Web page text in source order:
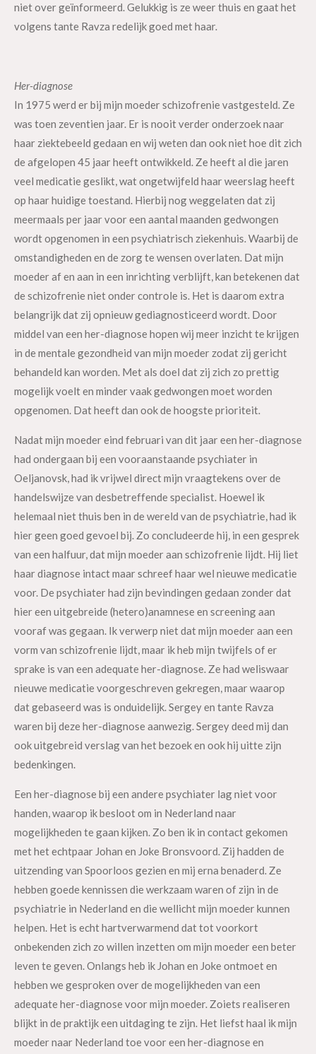
niet over geïnformeerd. Gelukkig is ze weer thuis en gaat het
volgens tante Ravza redelijk goed met haar.
Her-diagnose
In 1975 werd er bij mijn moeder schizofrenie vastgesteld. Ze
was toen zeventien jaar. Er is nooit verder onderzoek naar
haar ziektebeeld gedaan en wij weten dan ook niet hoe dit zich
de afgelopen 45 jaar heeft ontwikkeld. Ze heeft al die jaren
veel medicatie geslikt, wat ongetwijfeld haar weerslag heeft
op haar huidige toestand. Hierbij nog weggelaten dat zij
meermaals per jaar voor een aantal maanden gedwongen
wordt opgenomen in een psychiatrisch ziekenhuis. Waarbij de
omstandigheden en de zorg te wensen overlaten. Dat mijn
moeder af en aan in een inrichting verblijft, kan betekenen dat
de schizofrenie niet onder controle is. Het is daarom extra
belangrijk dat zij opnieuw gediagnosticeerd wordt. Door
middel van een her-diagnose hopen wij meer inzicht te krijgen
in de mentale gezondheid van mijn moeder zodat zij gericht
behandeld kan worden. Met als doel dat zij zich zo prettig
mogelijk voelt en minder vaak gedwongen moet worden
opgenomen. Dat heeft dan ook de hoogste prioriteit.
Nadat mijn moeder eind februari van dit jaar een her-diagnose
had ondergaan bij een vooraanstaande psychiater in
Oeljanovsk, had ik vrijwel direct mijn vraagtekens over de
handelswijze van desbetreffende specialist. Hoewel ik
helemaal niet thuis ben in de wereld van de psychiatrie, had ik
hier geen goed gevoel bij. Zo concludeerde hij, in een gesprek
van een halfuur, dat mijn moeder aan schizofrenie lijdt. Hij liet
haar diagnose intact maar schreef haar wel nieuwe medicatie
voor. De psychiater had zijn bevindingen gedaan zonder dat
hier een uitgebreide (hetero)anamnese en screening aan
vooraf was gegaan. Ik verwerp niet dat mijn moeder aan een
vorm van schizofrenie lijdt, maar ik heb mijn twijfels of er
sprake is van een adequate her-diagnose. Ze had weliswaar
nieuwe medicatie voorgeschreven gekregen, maar waarop
dat gebaseerd was is onduidelijk. Sergey en tante Ravza
waren bij deze her-diagnose aanwezig. Sergey deed mij dan
ook uitgebreid verslag van het bezoek en ook hij uitte zijn
bedenkingen.
Een her-diagnose bij een andere psychiater lag niet voor
handen, waarop ik besloot om in Nederland naar
mogelijkheden te gaan kijken. Zo ben ik in contact gekomen
met het echtpaar Johan en Joke Bronsvoord. Zij hadden de
uitzending van Spoorloos gezien en mij erna benaderd. Ze
hebben goede kennissen die werkzaam waren of zijn in de
psychiatrie in Nederland en die wellicht mijn moeder kunnen
helpen. Het is echt hartverwarmend dat tot voorkort
onbekenden zich zo willen inzetten om mijn moeder een beter
leven te geven. Onlangs heb ik Johan en Joke ontmoet en
hebben we gesproken over de mogelijkheden van een
adequate her-diagnose voor mijn moeder. Zoiets realiseren
blijkt in de praktijk een uitdaging te zijn. Het liefst haal ik mijn
moeder naar Nederland toe voor een her-diagnose en